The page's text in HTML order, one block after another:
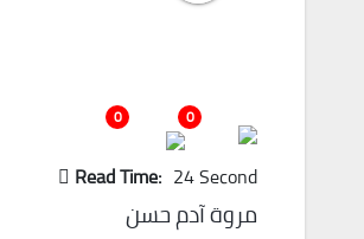
0
0
Read Time: 24 Second
مروة آدم حسن